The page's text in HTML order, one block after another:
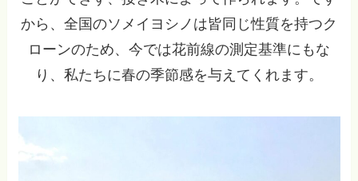
から、全国のソメイヨシノは皆同じ性質を持つク
ローンのため、今では花前線の測定基準にもな
り、私たちに春の季節感を与えてくれます。